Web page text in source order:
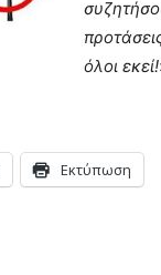
όλοι εκεί!
Εκτύπωση